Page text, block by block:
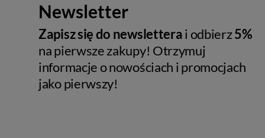
Newsletter
Zapisz się do newsletterai odbierz5%
na pierwsze zakupy! Otrzymuj
informacje o nowościach i promocjach
jako pierwszy!